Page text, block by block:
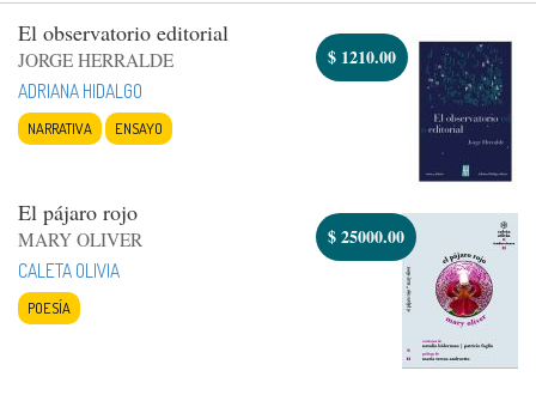
El observatorio editorial
JORGE HERRALDE
ADRIANA HIDALGO
NARRATIVA ENSAYO
$ 1210.00
El pájaro rojo
MARY OLIVER
CALETA OLIVIA
POESÍA
$25000.00